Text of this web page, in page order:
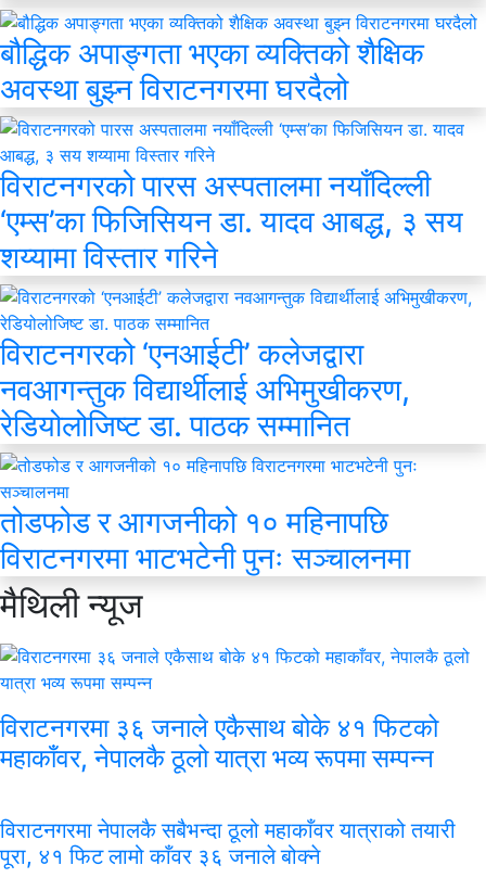
बौद्धिक अपाङ्गता भएका व्यक्तिको शैक्षिक
अवस्था बुझ्न विराटनगरमा घरदैलो
विराटनगरको पारस अस्पतालमा नयाँदिल्ली
‘एम्स’का फिजिसियन डा. यादव आबद्ध, ३ सय
शय्यामा विस्तार गरिने
विराटनगरको ‘एनआईटी’ कलेजद्वारा
नवआगन्तुक विद्यार्थीलाई अभिमुखीकरण,
रेडियोलोजिष्ट डा. पाठक सम्मानित
तोडफोड र आगजनीको १० महिनापछि
विराटनगरमा भाटभटेनी पुनः सञ्चालनमा
मैथिलीन्यूज
विराटनगरमा ३६ जनाले एकैसाथ बोके ४१ फिटको
महाकाँवर, नेपालकै ठूलो यात्रा भव्य रूपमा सम्पन्न
विराटनगरमा नेपालकै सबैभन्दा ठूलो महाकाँवर यात्राको तयारी
पूरा, ४१ फिट लामो काँवर ३६ जनाले बोक्ने